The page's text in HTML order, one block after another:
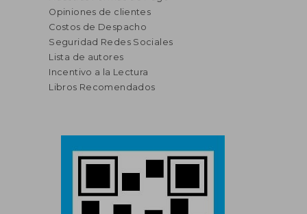
Opiniones de clientes
Costos de Despacho
Seguridad Redes Sociales
Lista de autores
Incentivo a la Lectura
Libros Recomendados